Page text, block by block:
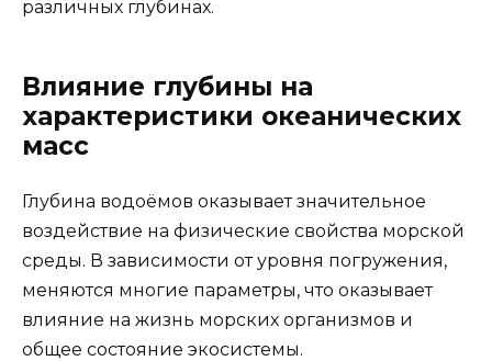
различных глубинах.
Влияние глубины на
характеристики океанических
масс
Глубина водоёмов оказывает значительное
воздействие на физические свойства морской
среды. В зависимости от уровня погружения,
меняются многие параметры, что оказывает
влияние на жизнь морских организмов и
общее состояние экосистемы.